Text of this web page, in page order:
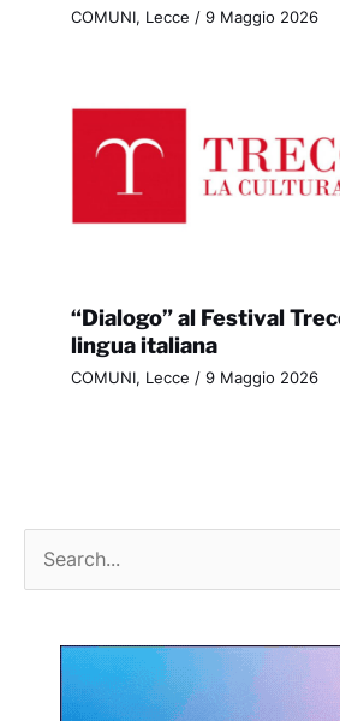
COMUNI, Lecce / 9 Maggio 2026
“Dialogo” al Festival
lingua italiana
COMUNI, Lecce / 9 Maggio 2026